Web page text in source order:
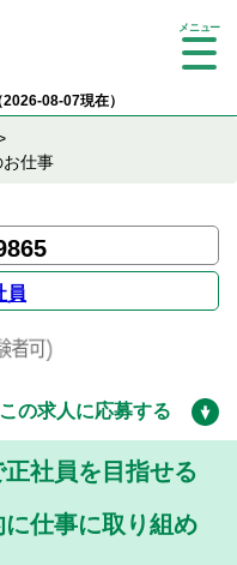
08-07現在）
Tog
仕事
員
この求人に応募する
社員を目指せる
仕事に取り組め